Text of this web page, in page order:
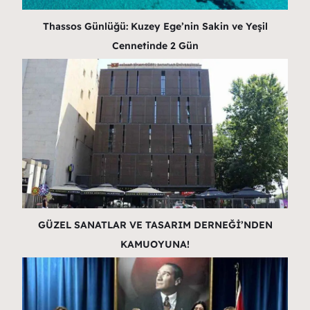
Thassos Günlüğü: Kuzey Ege’nin Sakin ve Yeşil
Cennetinde 2 Gün
GÜZEL SANATLAR VE TASARIM DERNEĞİ’NDEN
KAMUOYUNA!